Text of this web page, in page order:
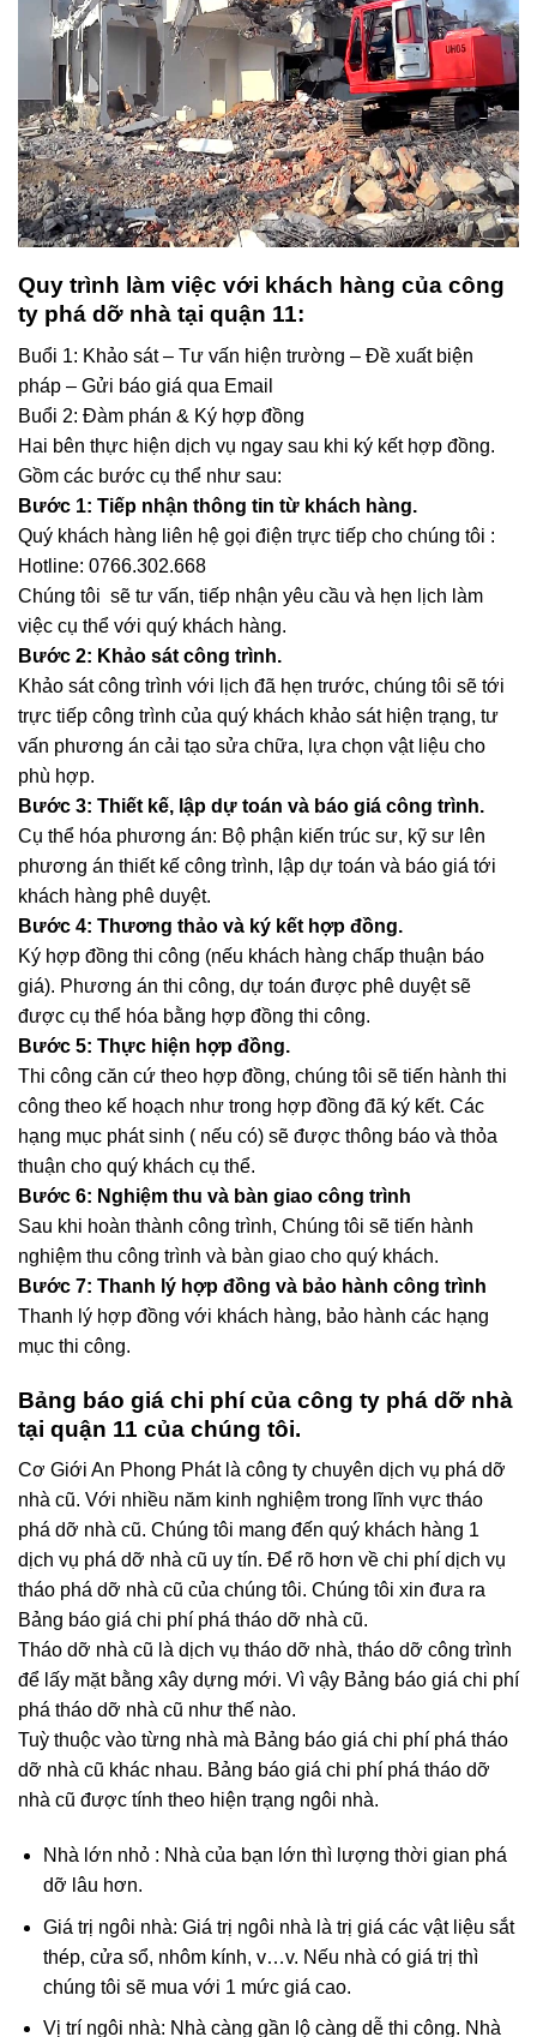
Quy trình làm việc với khách hàng của công
ty phá dỡ nhà tại quận 11:
Buổi 1: Khảo sát – Tư vấn hiện trường – Đề xuất biện
pháp – Gửi báo giá qua Email
Buổi 2: Đàm phán & Ký hợp đồng
Hai bên thực hiện dịch vụ ngay sau khi ký kết hợp đồng.
Gồm các bước cụ thể như sau:
Bước 1: Tiếp nhận thông tin từ khách hàng.
Quý khách hàng liên hệ gọi điện trực tiếp cho chúng tôi :
Hotline: 0766.302.668
Chúng tôi sẽ tư vấn, tiếp nhận yêu cầu và hẹn lịch làm
việc cụ thể với quý khách hàng.
Bước 2: Khảo sát công trình.
Khảo sát công trình với lịch đã hẹn trước, chúng tôi sẽ tới
trực tiếp công trình của quý khách khảo sát hiện trạng, tư
vấn phương án cải tạo sửa chữa, lựa chọn vật liệu cho
phù hợp.
Bước 3: Thiết kế, lập dự toán và báo giá công trình.
Cụ thể hóa phương án: Bộ phận kiến trúc sư, kỹ sư lên
phương án thiết kế công trình, lập dự toán và báo giá tới
khách hàng phê duyệt.
Bước 4: Thương thảo và ký kết hợp đồng.
Ký hợp đồng thi công (nếu khách hàng chấp thuận báo
giá). Phương án thi công, dự toán được phê duyệt sẽ
được cụ thể hóa bằng hợp đồng thi công.
Bước 5: Thực hiện hợp đồng.
Thi công căn cứ theo hợp đồng, chúng tôi sẽ tiến hành thi
công theo kế hoạch như trong hợp đồng đã ký kết. Các
hạng mục phát sinh ( nếu có) sẽ được thông báo và thỏa
thuận cho quý khách cụ thể.
Bước 6: Nghiệm thu và bàn giao công trình
Sau khi hoàn thành công trình, Chúng tôi sẽ tiến hành
nghiệm thu công trình và bàn giao cho quý khách.
Bước 7: Thanh lý hợp đồng và bảo hành công trình
Thanh lý hợp đồng với khách hàng, bảo hành các hạng
mục thi công.
Bảng báo giá chi phí của công ty phá dỡ nhà
tại quận 11 của chúng tôi.
Cơ Giới An Phong Phát là công ty chuyên dịch vụ phá dỡ
nhà cũ. Với nhiều năm kinh nghiệm trong lĩnh vực tháo
phá dỡ nhà cũ. Chúng tôi mang đến quý khách hàng 1
dịch vụ phá dỡ nhà cũ uy tín. Để rõ hơn về chi phí dịch vụ
tháo phá dỡ nhà cũ của chúng tôi. Chúng tôi xin đưa ra
Bảng báo giá chi phí phá tháo dỡ nhà cũ.
Tháo dỡ nhà cũ là dịch vụ tháo dỡ nhà, tháo dỡ công trình
để lấy mặt bằng xây dựng mới. Vì vậy Bảng báo giá chi phí
phá tháo dỡ nhà cũ như thế nào.
Tuỳ thuộc vào từng nhà mà Bảng báo giá chi phí phá tháo
dỡ nhà cũ khác nhau. Bảng báo giá chi phí phá tháo dỡ
nhà cũ được tính theo hiện trạng ngôi nhà.
Nhà lớn nhỏ : Nhà của bạn lớn thì lượng thời gian phá
dỡ lâu hơn.
Giá trị ngôi nhà: Giá trị ngôi nhà là trị giá các vật liệu sắt
thép, cửa sổ, nhôm kính, v…v. Nếu nhà có giá trị thì
chúng tôi sẽ mua với 1 mức giá cao.
Vị trí ngôi nhà: Nhà càng gần lộ càng dễ thi công. Nhà